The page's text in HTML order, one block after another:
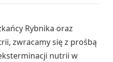
Rybnika oraz
zwracamy się z prośbą
nutrii w